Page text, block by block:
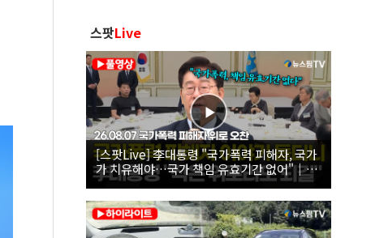
스팟Live
[스팟Live] 李대통령 "국가폭력 피해자, 국가
가 치유해야…국가 책임 유효기간 없어"｜
26.08.07 국가폭력 피해자 위로 오찬